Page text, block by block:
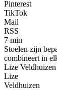
Pinterest
TikTok
Mail
RSS
7 min
Stoelen zijn
combineert in
Lize Veldhuizen
Lize
Veldhuizen